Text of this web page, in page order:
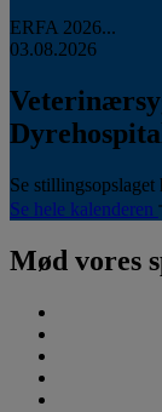
ERFA 2026...
03.08.2026
Se stillingsopslaget
Se hele kalenderen
Mød vores